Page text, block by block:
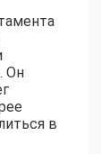
Он
в